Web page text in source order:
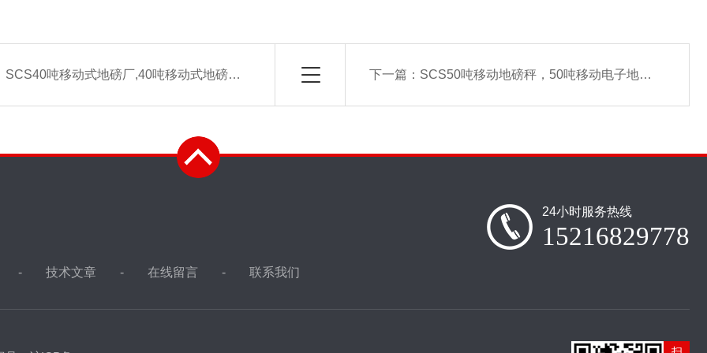
SCS40吨移动式地磅厂,40吨移动式地磅，40吨移动电子汽车衡 下一篇： SCS50吨移动地磅秤，50吨移动电子地磅秤，50吨移动电子地泵
技术文章 在线留言 联系我们
24小时服务热线
15216829778